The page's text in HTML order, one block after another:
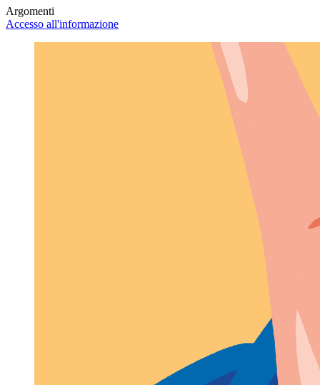
Argomenti
Accesso all'informazione